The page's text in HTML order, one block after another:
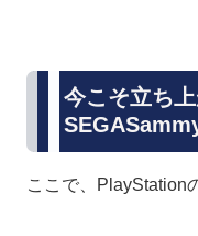
今こそ立ち
ここで、PlayStation